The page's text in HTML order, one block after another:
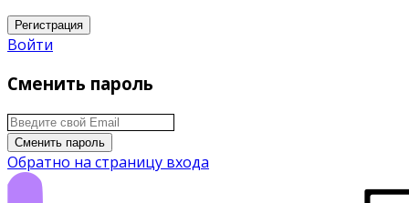
Регистрация
Войти
Сменить пароль
Сменить пароль
Обратно на страницу входа